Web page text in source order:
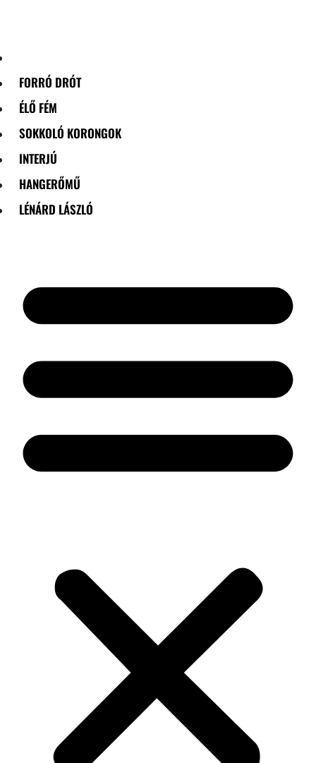
FORRÓ DRÓT
ÉLŐ FÉM
SOKKOLÓ KORONGOK
INTERJÚ
HANGERŐMŰ
LÉNÁRD LÁSZLÓ